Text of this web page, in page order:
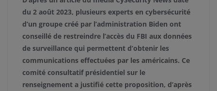
du 2 août 2023, plusieurs experts en cybersécurité
d’un groupe créé par l’administration Biden ont
conseillé de restreindre l’accès du FBI aux données
de surveillance qui permettent d’obtenir les
communications effectuées par les américains. Ce
comité consultatif présidentiel sur le
renseignement a justifié cette proposition, d’après